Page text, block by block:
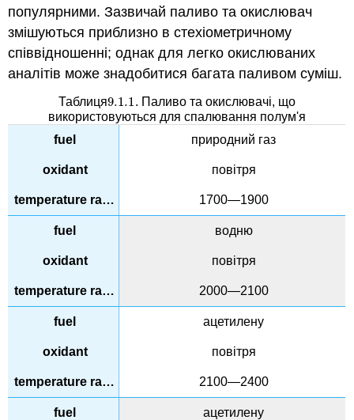
популярними. Зазвичай паливо та окислювач
змішуються приблизно в стехіометричному
співвідношенні; однак для легко окислюваних
аналітів може знадобитися багата паливом суміш.
Таблиця9.1.1
9.1.1. Паливо та окислювачі, що
використовуються для спалювання полум'я
природний газ
повітря
1700—1900
водню
повітря
2000—2100
ацетилену
повітря
2100—2400
ацетилену